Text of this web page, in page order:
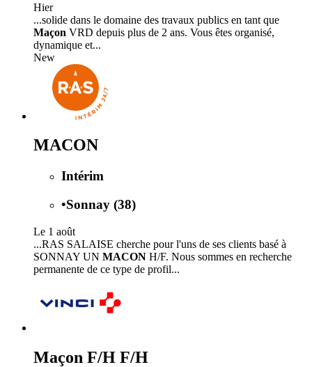
Hier
...solide dans le domaine des travaux publics en tant que
Maçon VRD depuis plus de 2 ans. Vous êtes organisé,
dynamique et...
New
MACON
Intérim
•Sonnay (38)
Le 1 août
...RAS SALAISE cherche pour l'uns de ses clients basé à
SONNAY UN MACON H/F. Nous sommes en recherche
permanente de ce type de profil...
Maçon F/H F/H